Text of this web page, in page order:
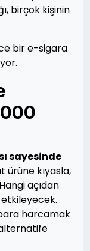
birçok kişinin
bir e-sigara
sayesinde
ürüne kıyasla,
açıdan
etkileyecek.
harcamak